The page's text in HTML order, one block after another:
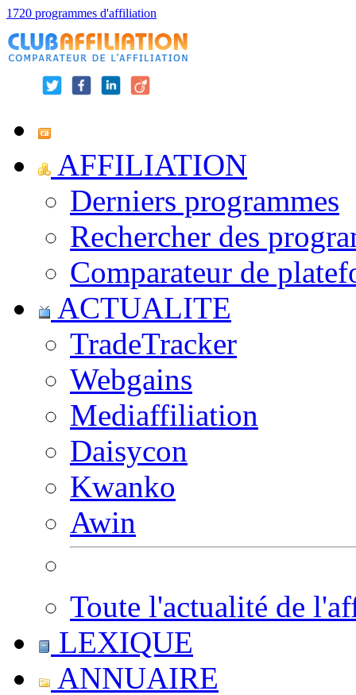
1720 programmes d'affiliation
AFFILIATION
Derniers programmes
Rechercher des
Comparateur de
ACTUALITE
TradeTracker
Webgains
Mediaffiliation
Daisycon
Kwanko
Awin
Toute l'actualité de
LEXIQUE
ANNUAIRE